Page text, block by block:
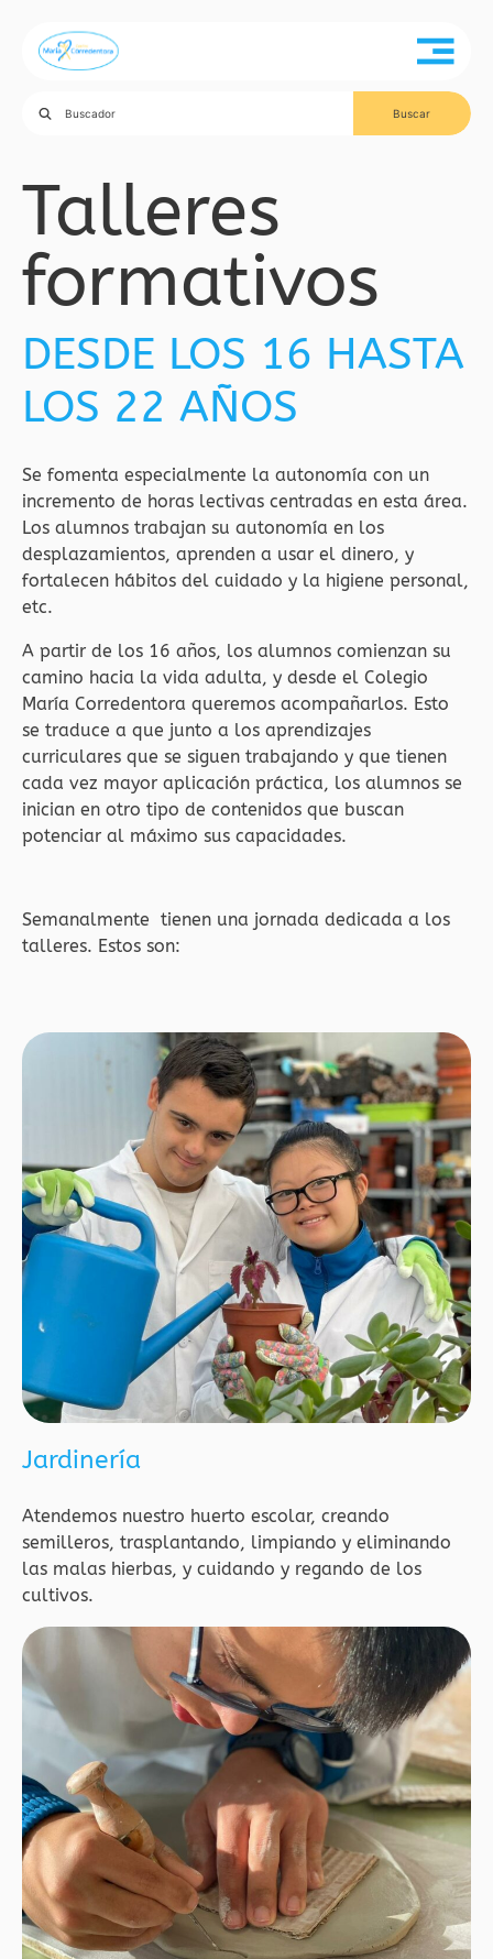
Talleres
formativos
DESDE LOS 16 HASTA
LOS 22 AÑOS
Se fomenta especialmente la autonomía con un
incremento de horas lectivas centradas en esta área.
Los alumnos trabajan su autonomía en los
desplazamientos, aprenden a usar el dinero, y
fortalecen hábitos del cuidado y la higiene personal,
etc.
A partir de los 16 años, los alumnos comienzan su
camino hacia la vida adulta, y desde el Colegio
María Corredentora queremos acompañarlos. Esto
se traduce a que junto a los aprendizajes
curriculares que se siguen trabajando y que tienen
cada vez mayor aplicación práctica, los alumnos se
inician en otro tipo de contenidos que buscan
potenciar al máximo sus capacidades.
Semanalmente tienen una jornada dedicada a los
talleres. Estos son:
Jardinería
Atendemos nuestro huerto escolar, creando
semilleros, trasplantando, limpiando y eliminando
las malas hierbas, y cuidando y regando de los
cultivos.